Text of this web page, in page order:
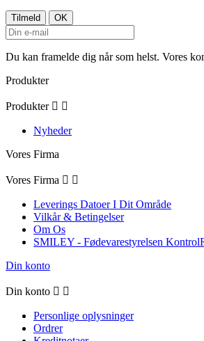
Du kan framelde dig når som helst. Vores
Produkter
Produkter  
Nyheder
Vores Firma
Vores Firma  
Leverings Datoer I Dit Område
Vilkår & Betingelser
Om Os
SMILEY - Fødevarestyrelsen
Din konto
Din konto  
Personlige oplysninger
Ordrer